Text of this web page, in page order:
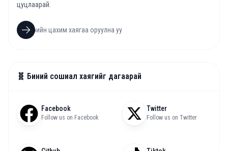
цуцлаарай.
🧬 Биний сошиал хаягийг дагаарай
Facebook
Follow us on Facebook
Twitter
Follow us on Twitter